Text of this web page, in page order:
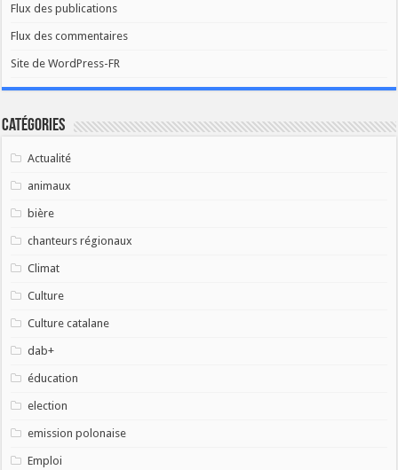
Flux des publications
Flux des commentaires
Site de WordPress-FR
Catégories
Actualité
animaux
bière
chanteurs régionaux
Climat
Culture
Culture catalane
dab+
éducation
election
emission polonaise
Emploi